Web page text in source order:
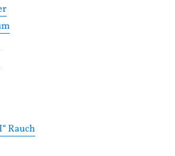
Rauch